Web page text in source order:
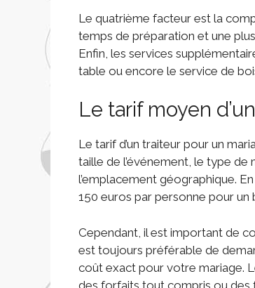
Le quatrième facteur est la
temps de préparation et une
Enfin, les services
table ou encore le service de
Le tarif moyen
Le tarif d’un traiteur pour un
taille de l’événement, le type de
l’emplacement géographique.
150 euros par personne pour un
Cependant, il est important de
est toujours préférable de
coût exact pour votre mariage.
des forfaits tout compris ou des